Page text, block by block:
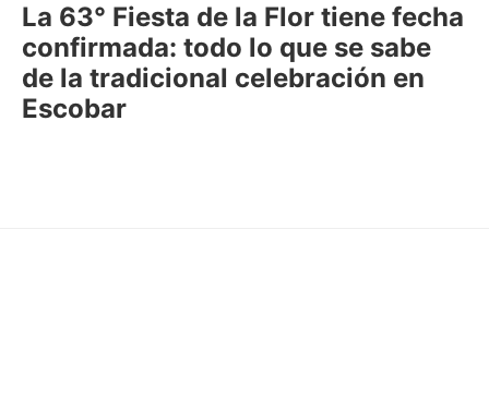
La 63° Fiesta de la Flor tiene fecha
confirmada: todo lo que se sabe
de la tradicional celebración en
Escobar